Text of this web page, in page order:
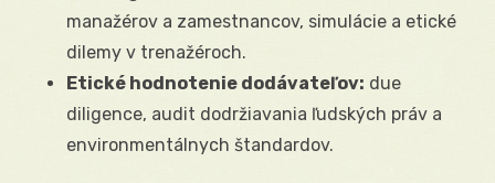
manažérov a zamestnancov, simulácie a etické
dilemy v trenažéroch.
Etické hodnotenie dodávateľov: due
diligence, audit dodržiavania ľudských práv a
environmentálnych štandardov.